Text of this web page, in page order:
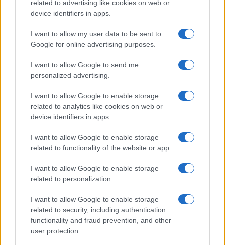
related to advertising like cookies on web or
device identifiers in apps.
I want to allow my user data to be sent to
Google for online advertising purposes.
I want to allow Google to send me
personalized advertising.
I want to allow Google to enable storage
related to analytics like cookies on web or
device identifiers in apps.
I want to allow Google to enable storage
related to functionality of the website or app.
I want to allow Google to enable storage
related to personalization.
I want to allow Google to enable storage
related to security, including authentication
functionality and fraud prevention, and other
user protection.
„Nem lesz könnyű visszaállítani
az atomegyezményt Iránnal”
2020. november 10.
Örményország gyakorlatilag
megadta magát Azerbajdzsánnak